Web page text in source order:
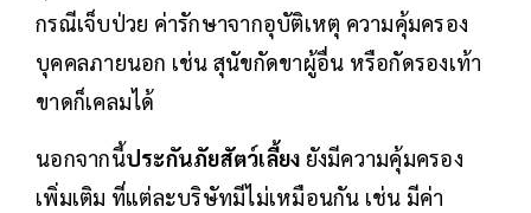
กรณีเจ็บป่วย ค่ารักษาจากอุบัติเหตุ ความคุ้มครอง
บุคคลภายนอก เช่น สุนัขกัดขาผู้อื่น หรือกัดรองเท้า
ขาดก็เคลมได้
นอกจากนี้ประกันภัยสัตว์เลี้ยง ยังมีความคุ้มครอง
เพิ่มเติม ที่แต่ละบริษัทมีไม่เหมือนกัน เช่น มีค่า